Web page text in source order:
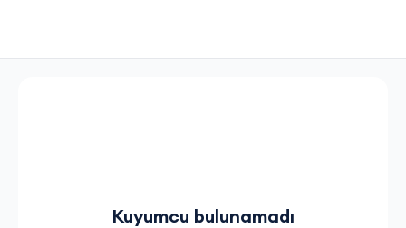
Kuyumcu bulunamadı